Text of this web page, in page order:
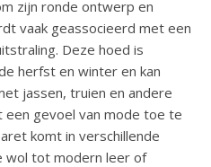
zijn ronde ontwerp en
vaak geassocieerd met een
Deze hoed is
herfst en winter en kan
jassen, truien en andere
een gevoel van mode toe te
komt in verschillende
wol tot modern leer of